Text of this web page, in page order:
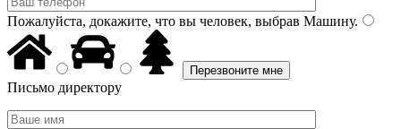
Пожалуйста, докажите, что вы человек, выбрав Машину.
Письмо директору